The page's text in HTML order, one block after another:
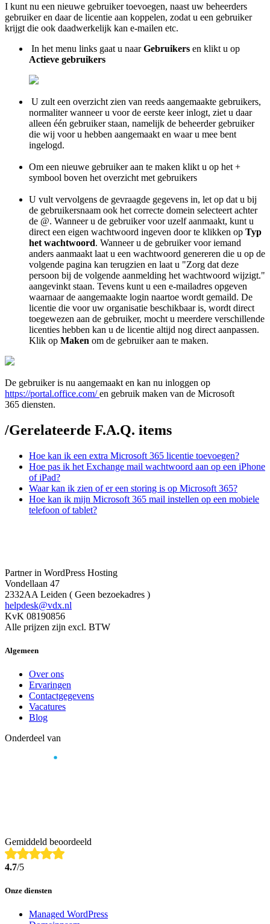
I kunt nu een nieuwe gebruiker toevoegen, naast uw beheerders
gebruiker en daar de licentie aan koppelen, zodat u een gebruiker
krijgt die ook daadwerkelijk kan e-mailen etc.
In het menu links gaat u naarGebruikers en klikt u op
Actieve gebruikers
U zult een overzicht zien van reeds aangemaakte gebruikers,
normaliter wanneer u voor de eerste keer inlogt, ziet u daar
alleen één gebruiker staan, namelijk de beheerder gebruiker
die wij voor u hebben aangemaakt en waar u mee bent
ingelogd.
Om een nieuwe gebruiker aan te maken klikt u op het +
symbool boven het overzicht met gebruikers
U vult vervolgens de gevraagde gegevens in, let op dat u bij
de gebruikersnaam ook het correcte domein selecteert achter
de @. Wanneer u de gebruiker voor uzelf aanmaakt, kunt u
direct een eigen wachtwoord ingeven door te klikken op Typ
het wachtwoord. Wanneer u de gebruiker voor iemand
anders aanmaakt laat u een wachtwoord genereren die u op de
volgende pagina kan terugzien en laat u "Zorg dat deze
persoon bij de volgende aanmelding het wachtwoord wijzigt."
aangevinkt staan. Tevens kunt u een e-mailadres opgeven
waarnaar de aangemaakte login naartoe wordt gemaild. De
licentie die voor uw organisatie beschikbaar is, wordt direct
toegewezen aan de gebruiker, mocht u meerdere verschillende
licenties hebben kan u de licentie altijd nog direct aanpassen.
Klik op Maken om de gebruiker aan te maken.
De gebruiker is nu aangemaakt en kan nu inloggen op
https://portal.office.com/en gebruik maken van de Microsoft
365 diensten.
/Gerelateerde F.A.Q. items
Hoe kan ik een extra Microsoft 365 licentie toevoegen?
Hoe pas ik het Exchange mail wachtwoord aan op een iPhone
of iPad?
Waar kan ik zien of er een storing is op Microsoft 365?
Hoe kan ik mijn Microsoft 365 mail instellen op een mobiele
telefoon of tablet?
Partner in WordPress Hosting
Vondellaan 47
2332AA Leiden ( Geen bezoekadres )
helpdesk@vdx.nl
KvK 08190856
Alle prijzen zijn excl. BTW
Algemeen
Over ons
Ervaringen
Contactgegevens
Vacatures
Blog
Onderdeel van
Gemiddeld beoordeeld
4.7/5
Onze diensten
Managed WordPress